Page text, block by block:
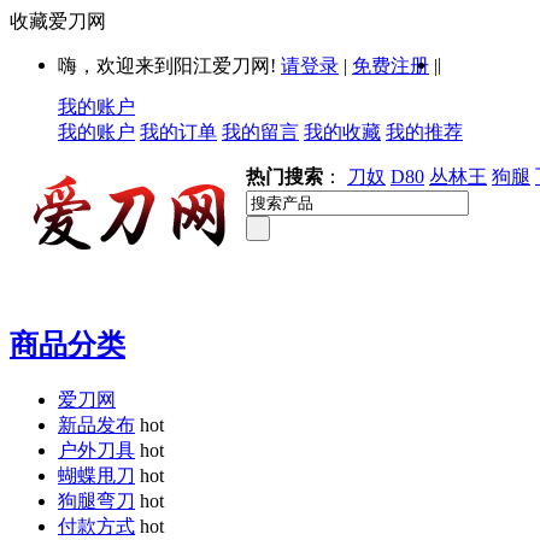
收藏爱刀网
嗨，欢迎来到阳江爱刀网! 请登录 | 免费注册 ||
我的账户
我的账户 我的订单 我的留言 我的收藏 我的推荐
热门搜索 ： 刀奴 D80 丛林王 狗腿
商品分类
爱刀网
新品发布 hot
户外刀具 hot
蝴蝶甩刀 hot
狗腿弯刀 hot
付款方式 hot